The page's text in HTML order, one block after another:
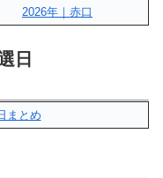
2026年｜赤口
日
まとめ